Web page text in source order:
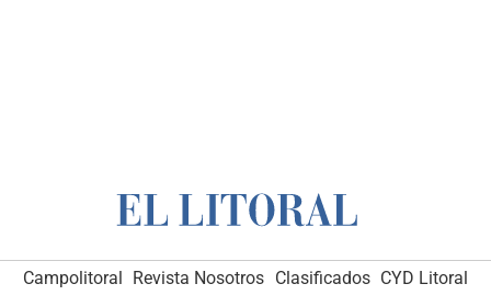
Campolitoral Revista Nosotros Clasificados CYD Litoral